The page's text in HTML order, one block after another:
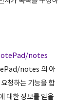
notes
notes 의 아
청하는 기능을 합
대한 정보를 얻을